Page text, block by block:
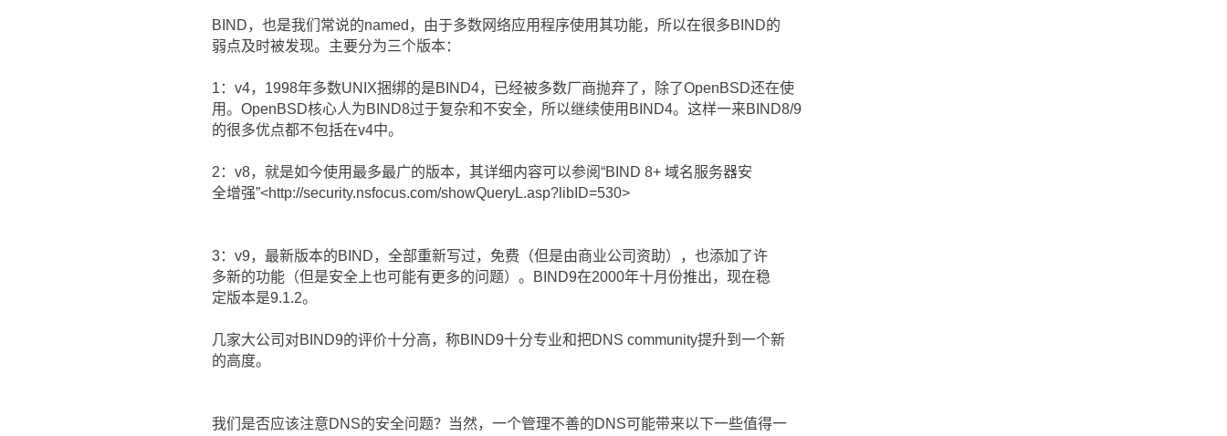
BIND，也是我们常说的named，由于多数网络应用程序使用其功能，所以在很多BIND的
弱点及时被发现。主要分为三个版本：
1：v4，1998年多数UNIX捆绑的是BIND4，已经被多数厂商抛弃了，除了OpenBSD还在使
用。OpenBSD核心人为BIND8过于复杂和不安全，所以继续使用BIND4。这样一来BIND8/9
的很多优点都不包括在v4中。
2：v8，就是如今使用最多最广的版本，其详细内容可以参阅“BIND 8+ 域名服务器安
全增强”<http://security.nsfocus.com/showQueryL.asp?libID=530>
3：v9，最新版本的BIND，全部重新写过，免费（但是由商业公司资助），也添加了许
多新的功能（但是安全上也可能有更多的问题）。BIND9在2000年十月份推出，现在稳
定版本是9.1.2。
几家大公司对BIND9的评价十分高，称BIND9十分专业和把DNS community提升到一个新
的高度。
我们是否应该注意DNS的安全问题？当然，一个管理不善的DNS可能带来以下一些值得一